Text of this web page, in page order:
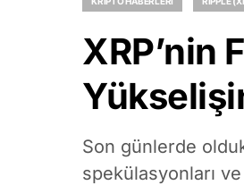
XRP’nin
Son günlerde
spekülasyonları